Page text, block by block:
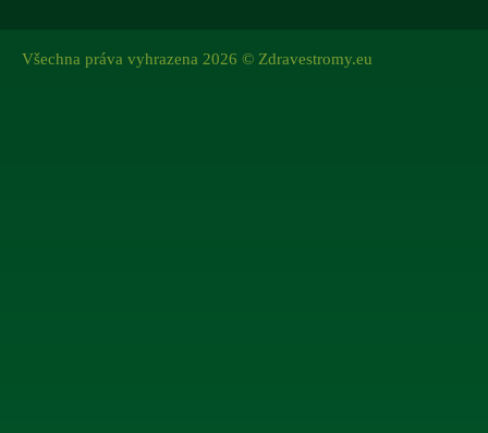
Všechna práva vyhrazena 2026 © Zdravestromy.eu